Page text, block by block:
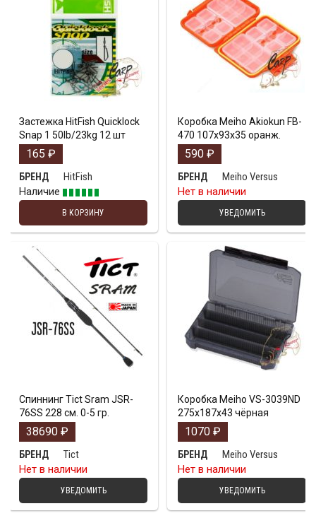
Застежка HitFish Quicklock
Snap 1 50lb/23kg 12 шт
165 ₽
БРЕНД
HitFish
Наличие
В КОРЗИНУ
Коробка Meiho Akiokun FB-
470 107x93x35 оранж.
590 ₽
БРЕНД
Meiho Versus
Нет в наличии
УВЕДОМИТЬ
Спиннинг Tict Sram JSR-
76SS 228 см. 0-5 гр.
38690 ₽
БРЕНД
Tict
Нет в наличии
УВЕДОМИТЬ
Коробка Meiho VS-3039ND
275х187х43 чёрная
1070 ₽
БРЕНД
Meiho Versus
Нет в наличии
УВЕДОМИТЬ